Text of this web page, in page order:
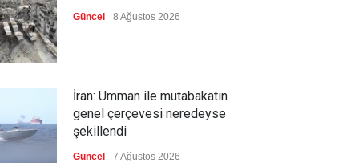
Güncel 8 Ağustos 2026
İran: Umman ile mutabakatın
genel çerçevesi neredeyse
şekillendi
Güncel 7 Ağustos 2026